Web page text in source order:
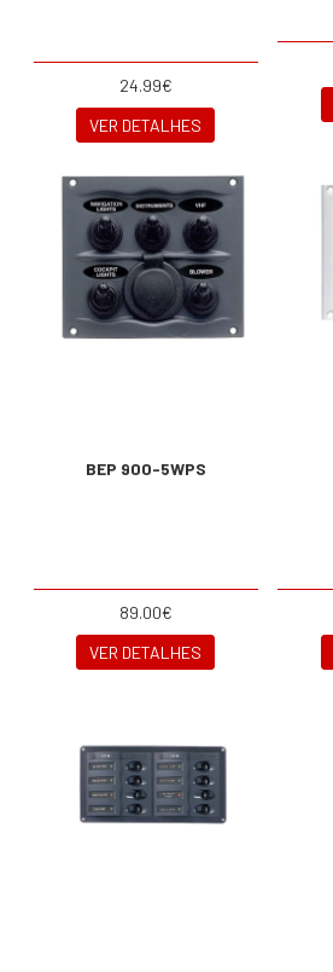
24.99€
VER DETALHES
BEP 900-5WPS
89.00€
VER DETALHES